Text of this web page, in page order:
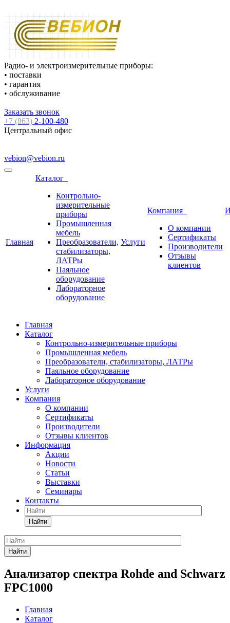
Радио- и электроизмерительные приборы:
• поставки
• гарантия
• обслуживание
Заказать звонок
+7 (863) 2-100-480
Центральный офис
vebion@vebion.ru
Главная
Каталог
Контрольно-
измерительные
приборы
Промышленная
мебель
Преобразователи,
стабилизаторы,
ЛАТРы
Паяльное
оборудование
Лабораторное
оборудование
Услуги
Компания
О компании
Сертификаты
Производители
Отзывы
клиентов
Главная
Каталог
Контрольно-измерительные приборы
Промышленная мебель
Преобразователи, стабилизаторы, ЛАТРы
Паяльное оборудование
Лабораторное оборудование
Услуги
Компания
О компании
Сертификаты
Производители
Отзывы клиентов
Информация
Акции
Новости
Статьи
Выставки
Семинары
Контакты
Найти
Найти
Анализатор спектра Rohde and Schwarz
FPC1000
Главная
Каталог